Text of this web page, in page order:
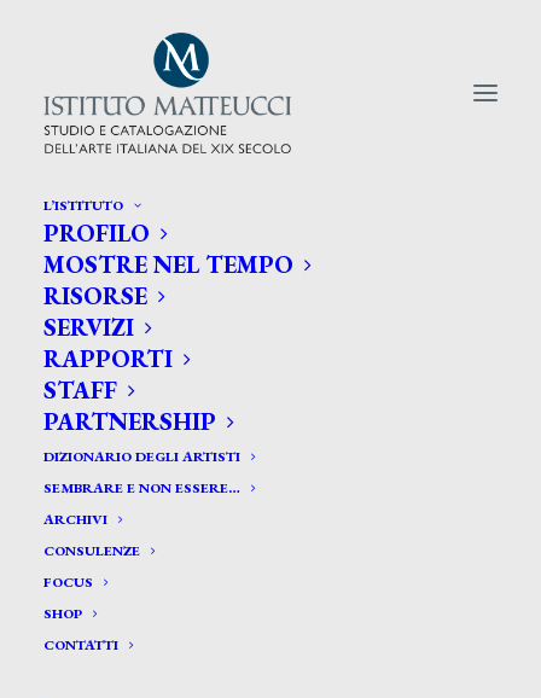
L’ISTITUTO
PROFILO
MOSTRE NEL TEMPO
RISORSE
SERVIZI
RAPPORTI
STAFF
PARTNERSHIP
DIZIONARIO DEGLI ARTISTI
SEMBRARE E NON ESSERE…
ARCHIVI
CONSULENZE
FOCUS
SHOP
CONTATTI
CERCA TRA GLI ARTISTI:
Search
for:
Belleni